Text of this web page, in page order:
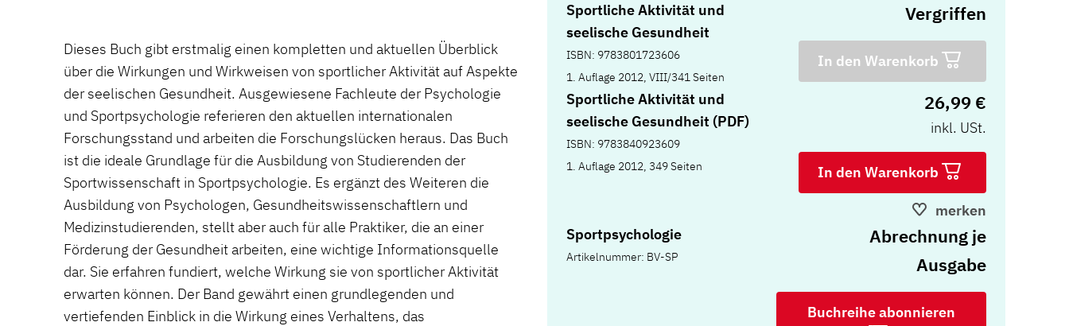
Sportliche Aktivität und
seelische Gesundheit
ISBN: 9783801723606
1. Auflage 2012, VIII/341 Seiten
Vergriffen
In den Warenkorb
Sportliche Aktivität und
seelische Gesundheit (PDF)
ISBN: 9783840923609
1. Auflage 2012, 349 Seiten
26,99 €
inkl. USt.
In den Warenkorb
merken
Sportpsychologie
Artikelnummer: BV-SP
Abrechnung je
Ausgabe
Buchreihe abonnieren
Dieses Buch gibt erstmalig einen kompletten und aktuellen Überblick
über die Wirkungen und Wirkweisen von sportlicher Aktivität auf Aspekte
der seelischen Gesundheit. Ausgewiesene Fachleute der Psychologie
und Sportpsychologie referieren den aktuellen internationalen
Forschungsstand und arbeiten die Forschungslücken heraus. Das Buch
ist die ideale Grundlage für die Ausbildung von Studierenden der
Sportwissenschaft in Sportpsychologie. Es ergänzt des Weiteren die
Ausbildung von Psychologen, Gesundheitswissenschaftlern und
Medizinstudierenden, stellt aber auch für alle Praktiker, die an einer
Förderung der Gesundheit arbeiten, eine wichtige Informationsquelle
dar. Sie erfahren fundiert, welche Wirkung sie von sportlicher Aktivität
erwarten können. Der Band gewährt einen grundlegenden und
vertiefenden Einblick in die Wirkung eines Verhaltens, das